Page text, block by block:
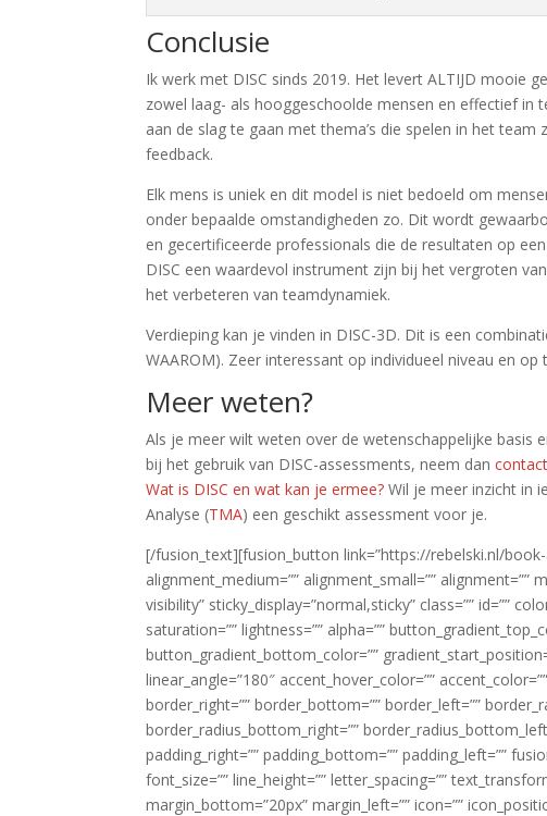
Conclusie
Ik werk met DISC sinds 2019. Het levert ALTIJD mooie
zowel laag- als hooggeschoolde mensen en effectief
aan de slag te gaan met thema’s die spelen in het
feedback.
Elk mens is uniek en dit model is niet bedoeld om
onder bepaalde omstandigheden zo. Dit wordt
en gecertificeerde professionals die de resultaten op
DISC een waardevol instrument zijn bij het vergroten
het verbeteren van teamdynamiek.
Verdieping kan je vinden in DISC-3D. Dit is een
WAAROM). Zeer interessant op individueel niveau en
Meer weten?
Als je meer wilt weten over de wetenschappelijke basis
bij het gebruik van DISC-assessments, neem dancontact
Wat is DISC en wat kan je ermee? Wil je meer inzicht in
Analyse (TMA) een geschikt assessment voor je.
[/fusion_text][fusion_button link=”https://rebelski.nl/
alignment_medium=”” alignment_small=””
visibility” sticky_display=”normal,sticky” class=”” id=””
saturation=”” lightness=”” alpha=””
button_gradient_bottom_color=””
linear_angle=”180″ accent_hover_color=””
border_right=”” border_bottom=”” border_left=””
border_radius_bottom_right=””
padding_right=”” padding_bottom=”” padding_left=””
font_size=”” line_height=”” letter_spacing=””
margin_bottom=”20px” margin_left=”” icon=””